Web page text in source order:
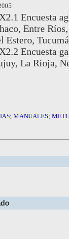
Encuesta
Entre
Estero,
Encuesta
La Rioja,
; MANUALES;